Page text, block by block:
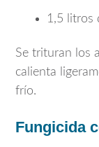
1,5 litros
Se trituran los
calienta
frío.
Fungicida